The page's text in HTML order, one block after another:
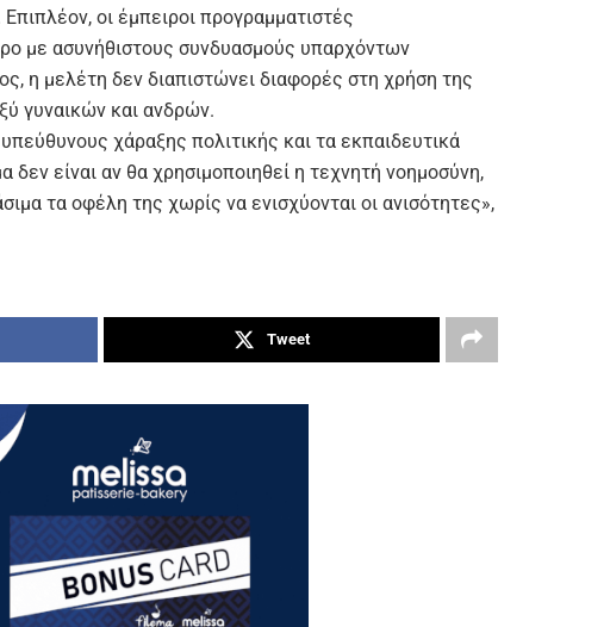
οι έμπειροι προγραμματιστές
με ασυνήθιστους συνδυασμούς υπαρχόντων
η μελέτη δεν διαπιστώνει διαφορές στη χρήση της
γυναικών και ανδρών.
υπεύθυνους χάραξης πολιτικής και τα εκπαιδευτικά
δεν είναι αν θα χρησιμοποιηθεί η τεχνητή νοημοσύνη,
τα οφέλη της χωρίς να ενισχύονται οι ανισότητες»,
Tweet